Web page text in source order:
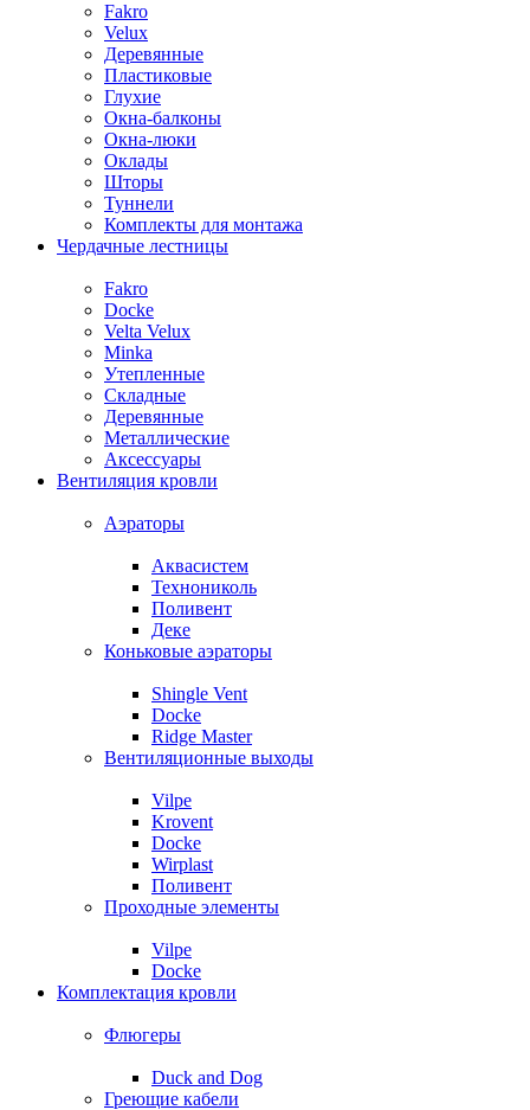
Fakro
Velux
Деревянные
Пластиковые
Глухие
Окна-балконы
Окна-люки
Оклады
Шторы
Туннели
Комплекты для монтажа
Чердачные лестницы
Fakro
Docke
Velta Velux
Minka
Утепленные
Складные
Деревянные
Металлические
Аксессуары
Вентиляция кровли
Аэраторы
Аквасистем
Технониколь
Поливент
Деке
Коньковые аэраторы
Shingle Vent
Docke
Ridge Master
Вентиляционные выходы
Vilpe
Krovent
Docke
Wirplast
Поливент
Проходные элементы
Vilpe
Docke
Комплектация кровли
Флюгеры
Duck and Dog
Греющие кабели